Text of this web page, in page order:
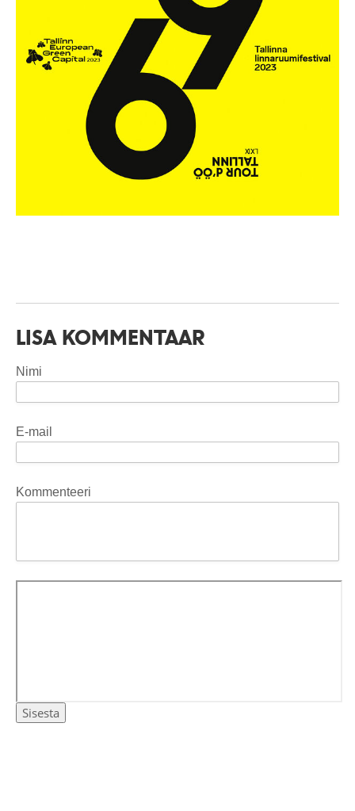
LISA KOMMENTAAR
Nimi
E-mail
Kommenteeri